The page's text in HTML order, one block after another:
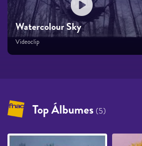
Watercolour Sky
Videoclip
Top Álbumes (5)